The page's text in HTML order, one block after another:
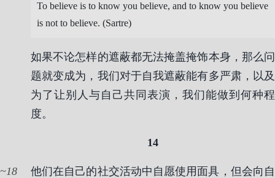
To believe is to know you believe, and to know you believe
is not to believe. (Sartre)
如果不论怎样的遮蔽都无法掩盖掩饰本身，那么问
题就变成为，我们对于自我遮蔽能有多严肃，以及
为了让别人与自己共同表演，我们能做到何种程
度。
14
18
他们在自己的社交活动中自愿使用面具，但会向自